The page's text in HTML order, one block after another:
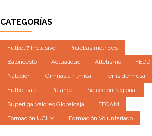
CATEGORÍAS
Fútbol 7 Inclusivo
Pruebas motrices
Baloncesto
Actualidad Atletismo
FEDDI
Natación
Gimnasia rítmica
Tenis de mesa
Fútbol sala
Petanca
Selección regional
Superliga Valores Globalcaja
FECAM
Formación UCLM
Formación Voluntariado